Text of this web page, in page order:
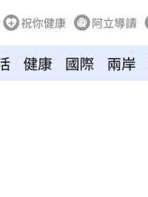
祝你健康 阿立導讀
健康 國際 兩岸